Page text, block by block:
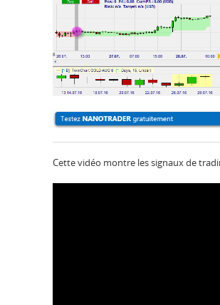
Cette vidéo montre les signaux de